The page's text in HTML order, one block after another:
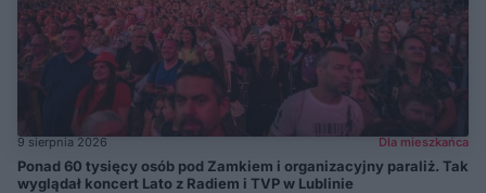
9 sierpnia 2026 Dla mieszkańca
Ponad 60 tysięcy osób pod Zamkiem i organizacyjny paraliż. Tak
wyglądał koncert Lato z Radiem i TVP w Lublinie